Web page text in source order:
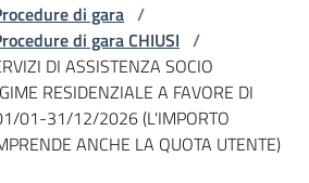
di gara /
di gara CHIUSI /
DI ASSISTENZA SOCIO
RESIDENZIALE A FAVORE DI
01-31/12/2026 (L'IMPORTO
ANCHE LA QUOTA UTENTE)